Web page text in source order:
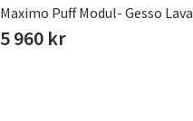
Maximo Puff Modul- Gesso Lava
5 960 kr